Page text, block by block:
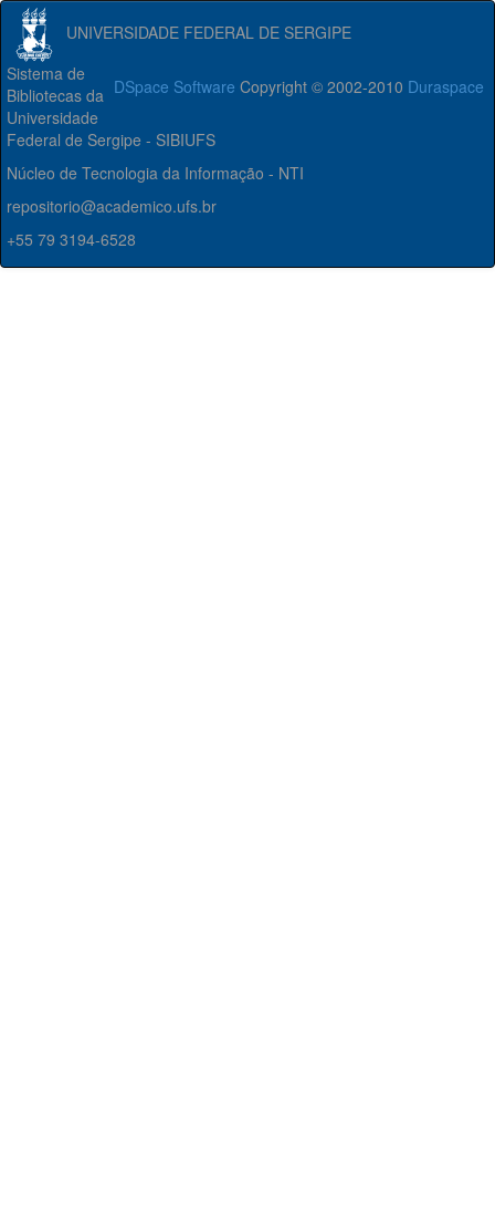
UNIVERSIDADE FEDERAL DE SERGIPE
DSpace Software Copyright © 2002-2010 Duraspace
Sistema de
Bibliotecas da
Universidade
Federal de Sergipe - SIBIUFS
Núcleo de Tecnologia da Informação - NTI
repositorio@academico.ufs.br
+55 79 3194-6528